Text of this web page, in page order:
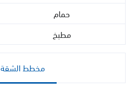
حمام
مطبخ
مخطط الشقة